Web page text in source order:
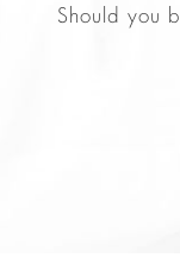
Should you